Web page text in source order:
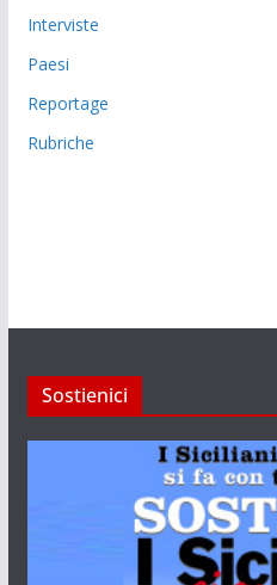
Interviste
Paesi
Reportage
Rubriche
Sostienici